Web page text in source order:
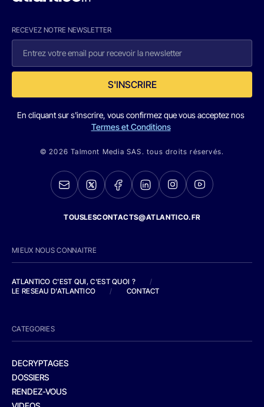
RECEVEZ NOTRE NEWSLETTER
S'INSCRIRE
En cliquant sur s'inscrire, vous confirmez que vous acceptez nos
Termes et Conditions
© 2026 Talmont Media SAS. tous droits réservés.
TOUSLESCONTACTS@ATLANTICO.FR
MIEUX NOUS CONNAITRE
ATLANTICO C'EST QUI, C'EST QUOI ?
/
LE RESEAU D'ATLANTICO
/ CONTACT
CATEGORIES
DECRYPTAGES
DOSSIERS
RENDEZ-VOUS